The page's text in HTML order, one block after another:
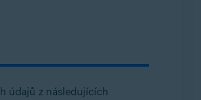
údajů z následujících